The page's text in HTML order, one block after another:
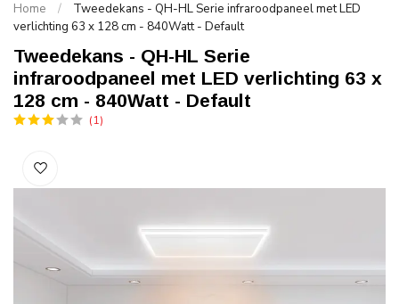
Home /
Tweedekans - QH-HL Serie infraroodpaneel met LED
verlichting 63 x 128 cm - 840Watt - Default
Tweedekans - QH-HL Serie
infraroodpaneel met LED verlichting 63 x
128 cm - 840Watt - Default
(1)